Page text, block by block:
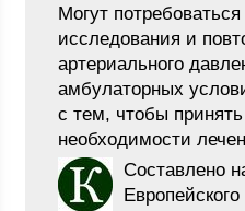
Могут
исследования и
артериального
амбулаторных
с тем, чтобы
необходимости
Составлено